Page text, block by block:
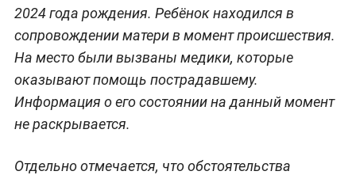
2024 года рождения. Ребёнок находился в
сопровождении матери в момент происшествия.
На место были вызваны медики, которые
оказывают помощь пострадавшему.
Информация о его состоянии на данный момент
не раскрывается.
Отдельно отмечается, что обстоятельства